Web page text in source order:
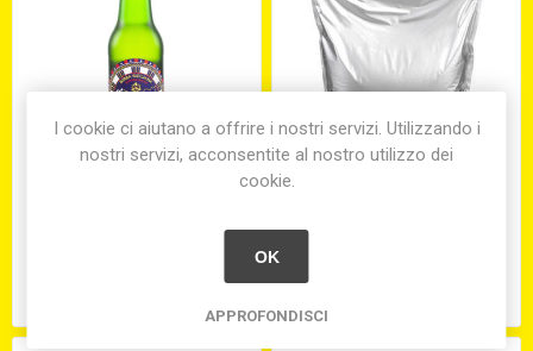
BIONDA CL.33 (X24) GR.5%
I cookie ci aiutano a offrire i nostri servizi. Utilizzando i
nostri servizi, acconsentite al nostro utilizzo dei
cookie.
OK
APPROFONDISCI